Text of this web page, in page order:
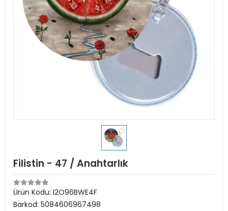
Filistin - 47 / Anahtarlık
Ürün Kodu: I2O96BWE4F
Barkod: 5084606967498